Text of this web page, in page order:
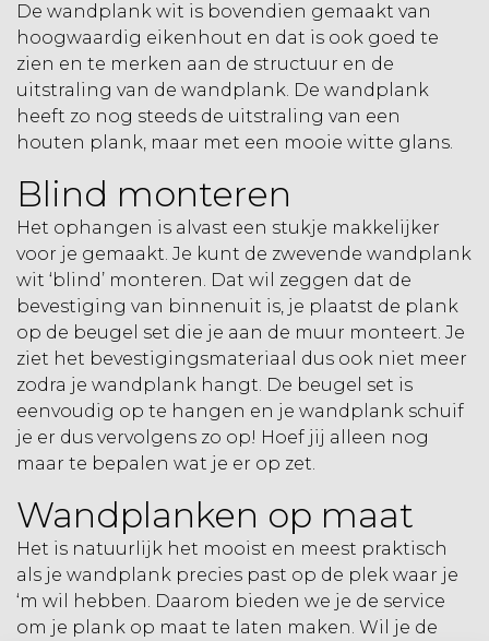
De wandplank wit is bovendien gemaakt van
hoogwaardig eikenhout en dat is ook goed te
zien en te merken aan de structuur en de
uitstraling van de wandplank. De wandplank
heeft zo nog steeds de uitstraling van een
houten plank, maar met een mooie witte glans.
Blind monteren
Het ophangen is alvast een stukje makkelijker
voor je gemaakt. Je kunt de zwevende wandplank
wit ‘blind’ monteren. Dat wil zeggen dat de
bevestiging van binnenuit is, je plaatst de plank
op de beugel set die je aan de muur monteert. Je
ziet het bevestigingsmateriaal dus ook niet meer
zodra je wandplank hangt. De beugel set is
eenvoudig op te hangen en je wandplank schuif
je er dus vervolgens zo op! Hoef jij alleen nog
maar te bepalen wat je er op zet.
Wandplanken op maat
Het is natuurlijk het mooist en meest praktisch
als je wandplank precies past op de plek waar je
‘m wil hebben. Daarom bieden we je de service
om je plank op maat te laten maken. Wil je de